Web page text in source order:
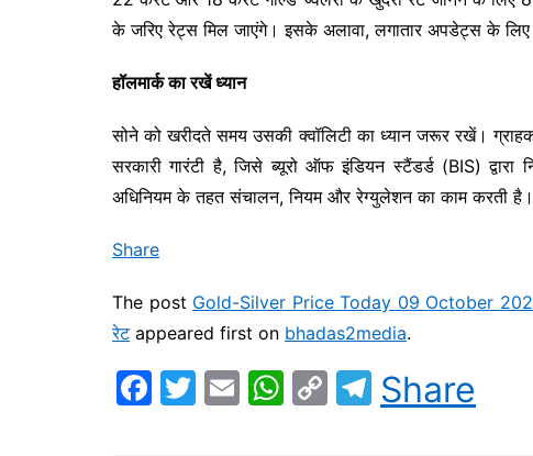
के जरिए रेट्स मिल जाएंगे। इसके अलावा, लगातार अपडेट्स के
हॉलमार्क का रखें ध्यान
सोने को खरीदते समय उसकी क्वॉलिटी का ध्यान जरूर रखें।
सरकारी गारंटी है, जिसे ब्यूरो ऑफ इंडियन स्टैंडर्ड (BIS) द्वारा
अधिनियम के तहत संचालन, नियम और रेग्युलेशन का काम करती है।
Share
The post Gold-Silver Price Today 09 October
रेटappeared first on bhadas2media.
F
T
E
W C
T
el
Share